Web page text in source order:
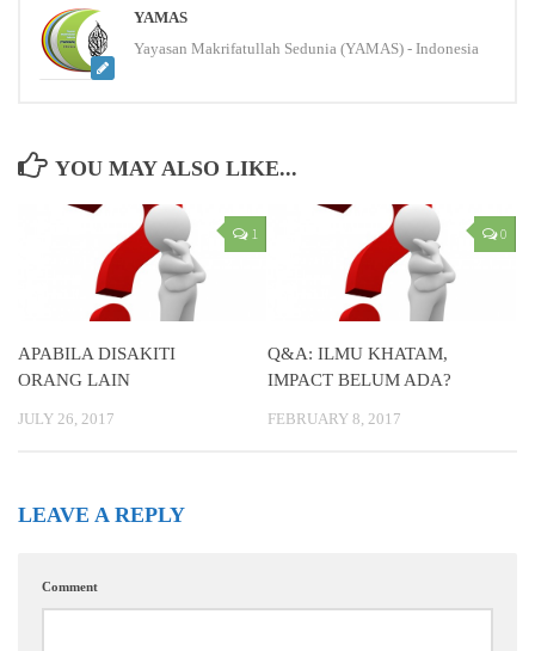
YAMAS
Yayasan Makrifatullah Sedunia (YAMAS) - Indonesia
YOU MAY ALSO LIKE...
1
APABILA DISAKITI
ORANG LAIN
JULY 26, 2017
0
Q&A: ILMU KHATAM,
IMPACT BELUM ADA?
FEBRUARY 8, 2017
LEAVE A REPLY
Comment